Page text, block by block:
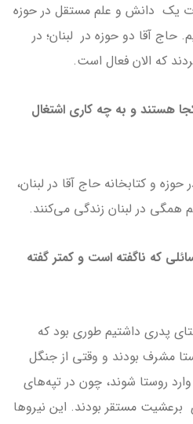
یک دانش و علم مستقل در حوزه
آقا دو حوزه در لبنان؛ در
که الان فعال است.
کجا هستند و به چه کاری اشتغال
و کتابخانه حاج آقا در لبنان،
همگی در لبنان زندگی می‌کنند.
که ناگفته است و کمتر گفته
پدری داشتیم طوری بود که
مشرف بودند و وقتی از جنگل
روستا شوند، چون در تپه‌هاى
مستقر بودند. این نیروها